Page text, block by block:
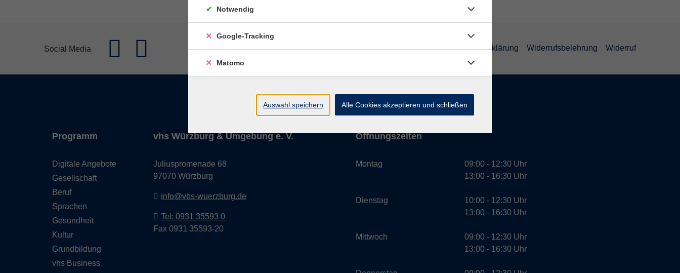
Social Media Impressum AGBs Datenschutzerklärung Barrierefreiheitserklärung Widerrufsbelehrung Widerruf
Programm
Digitale Angebote
Gesellschaft
Beruf
Sprachen
Gesundheit
Kultur
Grundbildung
vhs Business
vhs Würzburg & Umgebung e. V.
Juliuspromenade 68
97070 Würzburg
info@vhs-wuerzburg.de
Tel: 0931 35593 0
Fax 0931 35593-20
Öffnungszeiten
Montag
Dienstag
Mittwoch
09:00 - 12:30 Uhr
13:00 - 16:30 Uhr
10:00 - 12:30 Uhr
13:00 - 16:30 Uhr
09:00 - 12:30 Uhr
13:00 - 16:30 Uhr
Notwendig
Google-Tracking
Matomo
Auswahl speichern Alle Cookies akzeptieren und schließen